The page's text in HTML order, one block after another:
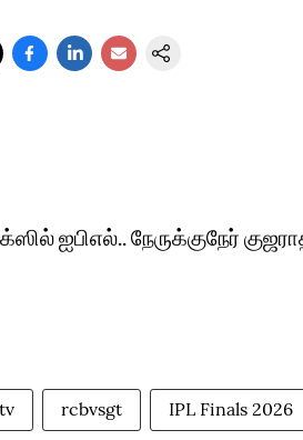
ஐபிஎல்.. நேருக்குநேர்
rcbvsgt IPL Finals 2026